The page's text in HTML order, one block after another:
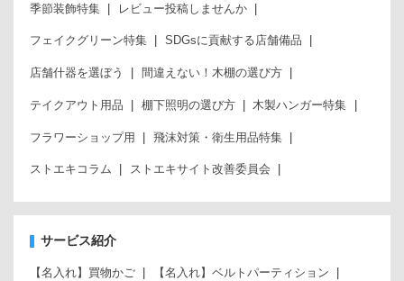
季節装飾特集 レビュー投稿しませんか
フェイクグリーン特集 SDGsに貢献する店舗備品
店舗什器を選ぼう 間違えない！木棚の選び方
テイクアウト用品 棚下照明の選び方 木製ハンガー特集
フラワーショップ用 飛沫対策・衛生用品特集
ストエキコラム ストエキサイト改善委員会
サービス紹介
【名入れ】買物かご 【名入れ】ベルトパーティション